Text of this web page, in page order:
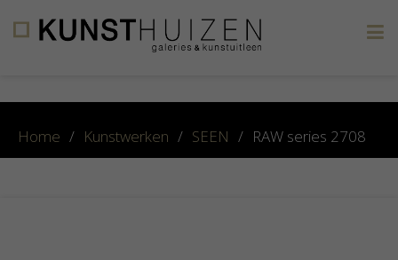
Home / Kunstwerken / SEEN / RAW series 2708